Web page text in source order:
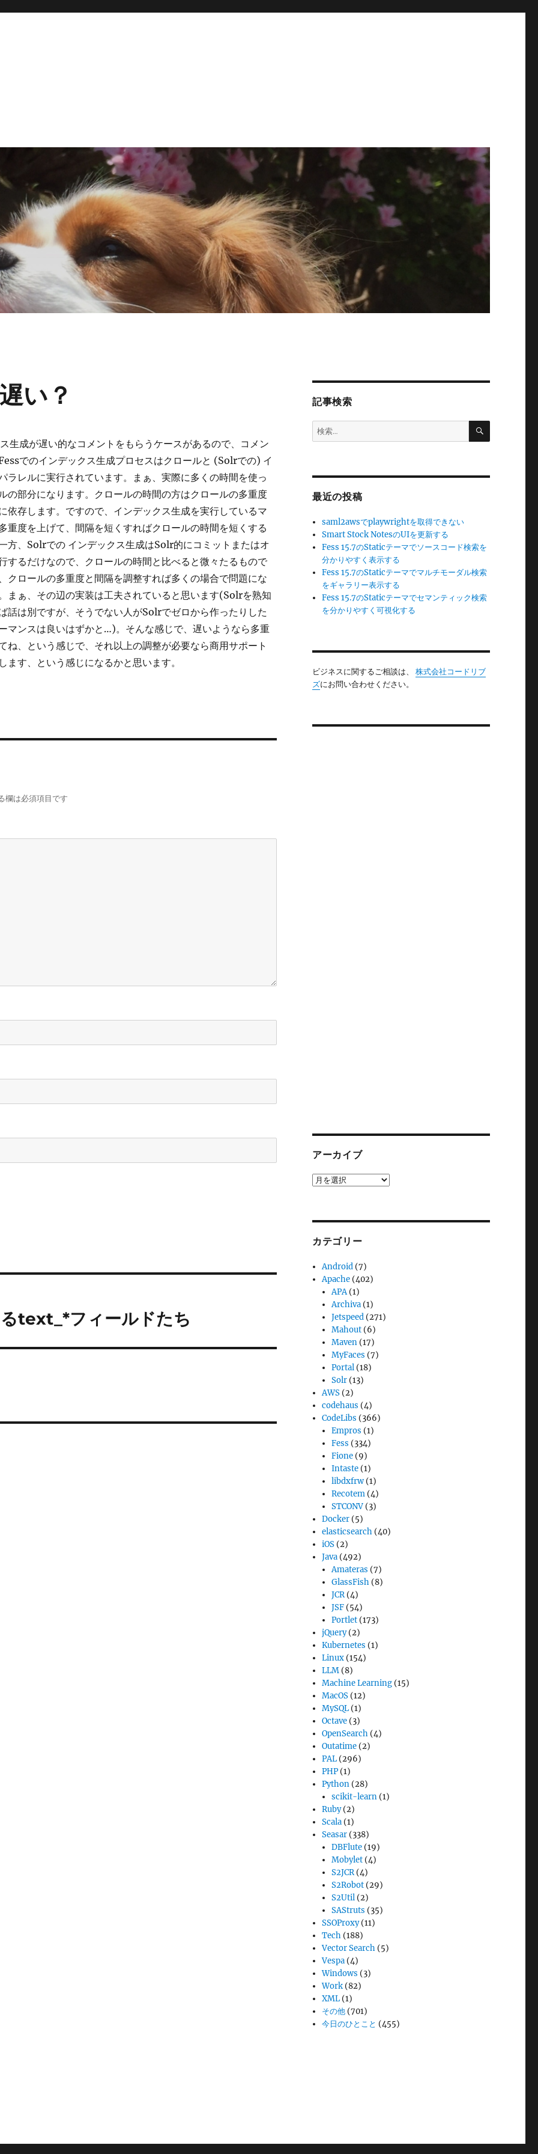
い？
生成が遅い的なコメントをもらうケースがあるので、コメン
でのインデックス生成プロセスはクロールと (Solrでの) イ
ラレルに実行されています。まぁ、実際に多くの時間を使っ
の部分になります。クロールの時間の方はクロールの多重度
依存します。ですので、インデックス生成を実行しているマ
重度を上げて、間隔を短くすればクロールの時間を短くする
方、Solrでの インデックス生成はSolr的にコミットまたはオ
するだけなので、クロールの時間と比べると微々たるもので
クロールの多重度と間隔を調整すれば多くの場合で問題にな
まぁ、その辺の実装は工夫されていると思います(Solrを熟知
話は別ですが、そうでない人がSolrでゼロから作ったりした
マンスは良いはずかと…)。そんな感じで、遅いようなら多重
ね、という感じで、それ以上の調整が必要なら商用サポート
ます、という感じになるかと思います。
欄は必須項目です
text_*フィールドたち
記事検索
検
索:
検
最近の投稿
saml2awsでplaywrightを取得できない
Smart Stock NotesのUIを更新する
Fess 15.7のStaticテーマでソースコード検索を
分かりやすく表示する
Fess 15.7のStaticテーマでマルチモーダル検索
をギャラリー表示する
Fess 15.7のStaticテーマでセマンティック検索
を分かりやすく可視化する
ビジネスに関するご相談は、 株式会社コードリブ
ズにお問い合わせください。
アーカイブ
ア
カテゴリー
Android (7)
Apache (402)
APA(1)
Archiva (1)
Jetspeed (271)
Mahout (6)
Maven (17)
MyFaces (7)
Portal (18)
Solr (13)
AWS (2)
codehaus (4)
CodeLibs (366)
Empros (1)
Fess (334)
Fione (9)
Intaste (1)
libdxfrw (1)
Recotem (4)
STCONV (3)
Docker (5)
elasticsearch (40)
iOS (2)
Java (492)
Amateras (7)
GlassFish (8)
JCR(4)
JSF (54)
Portlet (173)
jQuery(2)
Kubernetes (1)
Linux (154)
LLM (8)
Machine Learning (15)
MacOS (12)
MySQL (1)
Octave (3)
OpenSearch (4)
Outatime (2)
PAL (296)
PHP (1)
Python (28)
scikit-learn (1)
Ruby(2)
Scala (1)
Seasar (338)
DBFlute (19)
Mobylet (4)
S2JCR(4)
S2Robot (29)
S2Util (2)
SAStruts (35)
SSOProxy(11)
Tech (188)
Vector Search (5)
Vespa (4)
Windows (3)
Work (82)
XML (1)
その他 (701)
今日のひとこと (455)